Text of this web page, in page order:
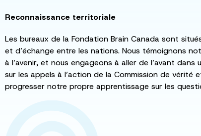
Reconnaissance territoriale
Les bureaux de la Fondation Brain Canada sont
et d’échange entre les nations. Nous témoignons
à l’avenir, et nous engageons à aller de l’avant
sur les appels à l’action de la Commission de
progresser notre propre apprentissage sur les